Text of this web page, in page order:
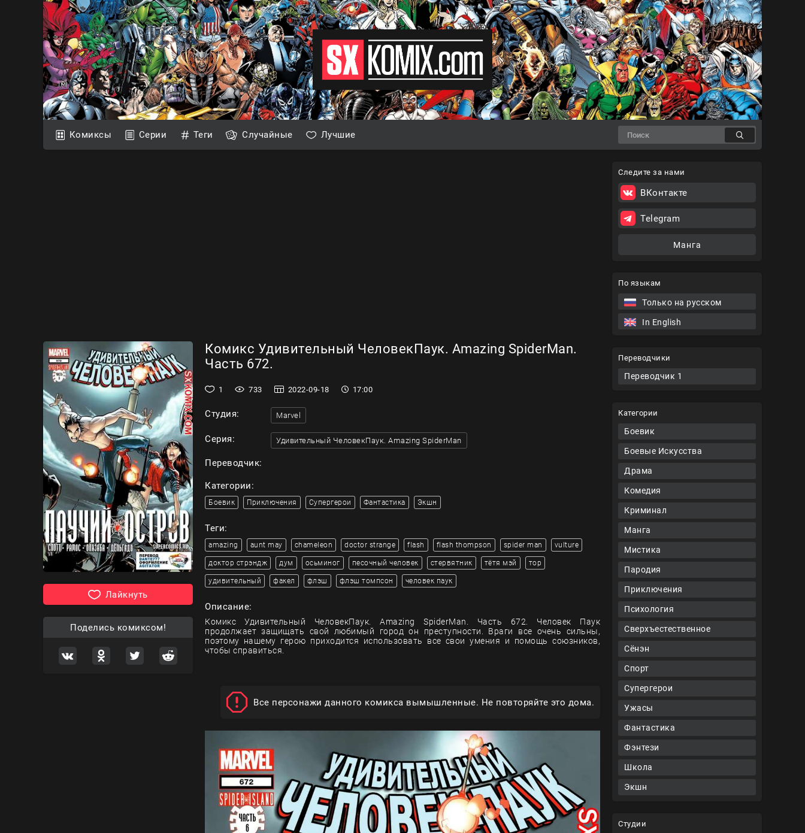
Комиксы Серии Теги Случайные Лучшие
По языкам
Только на русском
In English
Переводчики
Переводчик 1
Категории
Боевик
Боевые Искусства
Драма
Комедия
Криминал
Манга
Мистика
Пародия
Приключения
Психология
Сверхъестественное
Сёнэн
Спорт
Супергерои
Ужасы
Фантастика
Фэнтези
Школа
Экшн
Студии
Лайкнуть
Поделись комиксом!
Комикс Удивительный ЧеловекПаук. Amazing SpiderMan.
Часть 672.
1 733 2022-09-18 17:00
Студия: Marvel
Серия: Удивительный ЧеловекПаук. Amazing SpiderMan
Переводчик:
Категории:
Боевик Приключения Супергерои Фантастика Экшн
Теги:
amazing aunt may chameleon doctor strange flash flash thompson spider man vulture
доктор стрэндж дум осьминог песочный человек стервятник тётя мэй тор
удивительный факел флэш флэш томпсон человек паук
Описание:
Комикс Удивительный ЧеловекПаук. Amazing SpiderMan. Часть 672. Человек Паук
продолжает защищать свой любимый город он преступности. Враги все очень сильны,
поэтому нашему герою приходится использовать все свои умения и помощь союзников,
чтобы справиться.
Все персонажи данного комикса вымышленные. Не повторяйте это дома.
Следите за нами
ВКонтакте
Telegram
Манга